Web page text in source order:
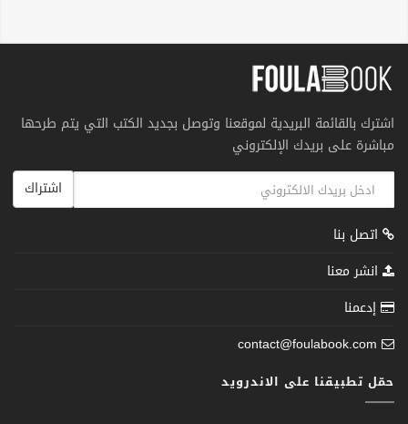
اشترك بالقائمة البريدية لموقعنا وتوصل بجديد الكتب التي يتم طرحها
مباشرة على بريدك الإلكتروني
اشتراك
اتصل بنا
انشر معنا
إدعمنا
contact@foulabook.com
حمّل تطبيقنا على الاندرويد